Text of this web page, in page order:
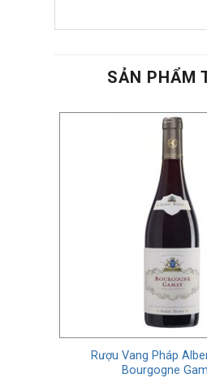
SẢN PHẨM
Rượu Vang Pháp
Bourgogne